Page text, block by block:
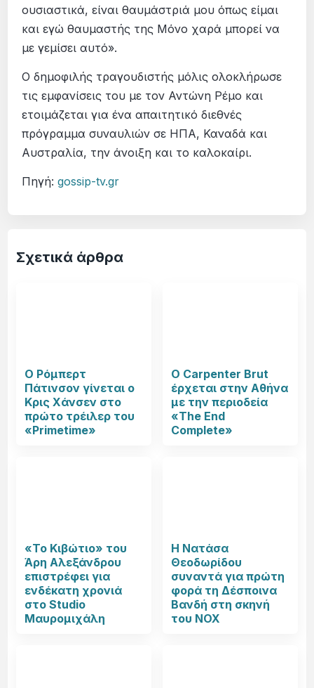
ουσιαστικά, είναι θαυμάστριά μου όπως είμαι
και εγώ θαυμαστής της Μόνο χαρά μπορεί να
με γεμίσει αυτό».
Ο δημοφιλής τραγουδιστής μόλις ολοκλήρωσε
τις εμφανίσεις του με τον Αντώνη Ρέμο και
ετοιμάζεται για ένα απαιτητικό διεθνές
πρόγραμμα συναυλιών σε ΗΠΑ, Καναδά και
Αυστραλία, την άνοιξη και το καλοκαίρι.
Πηγή:gossip-tv.gr
Σχετικά άρθρα
Ο Ρόμπερτ
Πάτινσον γίνεται ο
Κρις Χάνσεν στο
πρώτο τρέιλερ του
«Primetime»
Ο Carpenter Brut
έρχεται στην Αθήνα
με την περιοδεία
«The End
Complete»
«Το Κιβώτιο» του
Άρη Αλεξάνδρου
επιστρέφει για
ενδέκατη χρονιά
στο Studio
Μαυρομιχάλη
Η Νατάσα
Θεοδωρίδου
συναντά για πρώτη
φορά τη Δέσποινα
Βανδή στη σκηνή
του NOX